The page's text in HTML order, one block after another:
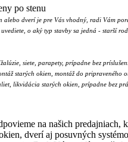
po stenu
alebo dverí je pre Vás vhodný, radi Vám
o aký typ stavby sa jedná - starší
siete, parapety, prípadne bez
starých okien, montáž do pripraveného
likvidácia starých okien, prípadne bez
na našich predajniach,
dverí aj posuvných